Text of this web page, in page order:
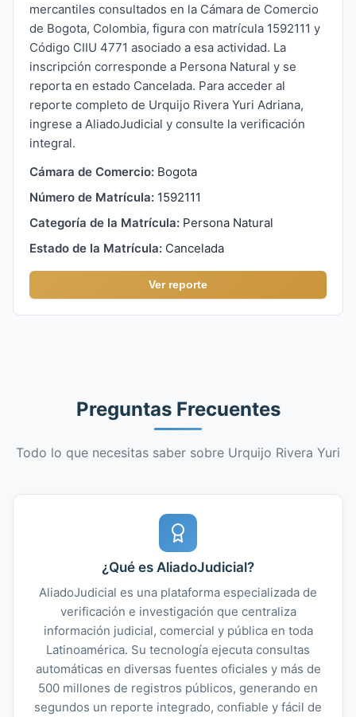
mercantiles consultados en la Cámara de Comercio
de Bogota, Colombia, figura con matrícula 1592111 y
Código CIIU 4771 asociado a esa actividad. La
inscripción corresponde a Persona Natural y se
reporta en estado Cancelada. Para acceder al
reporte completo de Urquijo Rivera Yuri Adriana,
ingrese a AliadoJudicial y consulte la verificación
integral.
Cámara de Comercio: Bogota
Número de Matrícula: 1592111
Categoría de la Matrícula: Persona Natural
Estado de la Matrícula: Cancelada
Ver reporte
Preguntas Frecuentes
Todo lo que necesitas saber sobre Urquijo Rivera Yuri
¿Qué es AliadoJudicial?
AliadoJudicial es una plataforma especializada de
verificación e investigación que centraliza
información judicial, comercial y pública en toda
Latinoamérica. Su tecnología ejecuta consultas
automáticas en diversas fuentes oficiales y más de
500 millones de registros públicos, generando en
segundos un reporte integrado, confiable y fácil de